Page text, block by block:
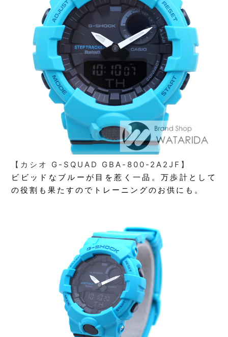
【カシオ G-SQUAD GBA-800-2A2JF】
ビビッドなブルーが目を惹く一品。万歩計として
の役割も果たすのでトレーニングのお供にも。